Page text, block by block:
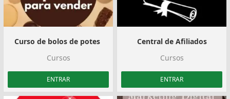
Curso de bolos de potes ️️
Cursos
ENTRAR
Central de Afiliados
Cursos
ENTRAR